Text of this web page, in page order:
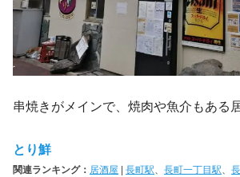
串焼きがメインで、焼肉や魚介もある
とり鮮
関連ランキング： 居酒屋 長町駅、 長町一丁目駅、